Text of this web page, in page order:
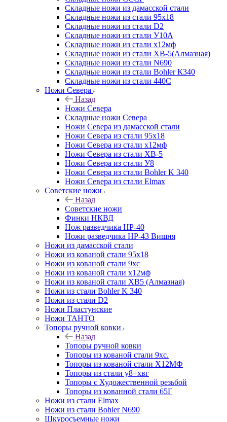
Складные ножи из дамасской стали
Складные ножи из стали 95х18
Складные ножи из стали D2
Складные ножи из стали У10А
Складные ножи из стали х12мф
Складные ножи из стали ХВ-5(Алмазная)
Складные ножи из стали N690
Складные ножи из стали Bohler К340
Складные ножи из стали 440С
Ножи Севера
Назад
Ножи Севера
Складные ножи Севера
Ножи Севера из дамасской стали
Ножи Севера из стали 95х18
Ножи Севера из стали х12мф
Ножи Севера из стали ХВ-5
Ножи Севера из стали У8
Ножи Севера из стали Bohler K 340
Ножи Севера из стали Elmax
Советские ножи
Назад
Советские ножи
Финки НКВД
Нож разведчика НР-40
Ножи разведчика НР-43 Вишня
Ножи из дамасской стали
Ножи из кованой стали 95х18
Ножи из кованой стали 9хс
Ножи из кованой стали х12мф
Ножи из кованой стали ХВ5 (Алмазная)
Ножи из стали Bohler K 340
Ножи из стали D2
Ножи Пластунские
Ножи ТАНТО
Топоры ручной ковки
Назад
Топоры ручной ковки
Топоры из кованой стали 9хс.
Топоры из кованой стали Х12МФ
Топоры из стали у8+хвг
Топоры с Художественной резьбой
Топоры из кованной стали 65Г
Ножи из стали Elmax
Ножи из стали Bohler N690
Шкуросъемные ножи